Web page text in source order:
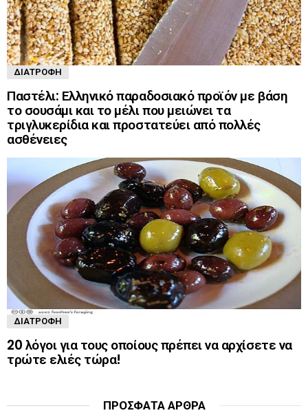
ΔΙΑΤΡΟΦΉ
Παστέλι: Ελληνικό παραδοσιακό προϊόν με βάση
το σουσάμι και το μέλι που μειώνει τα
τριγλυκερίδια και προστατεύει από πολλές
ασθένειες
ΔΙΑΤΡΟΦΉ
20 λόγοι για τους οποίους πρέπει να αρχίσετε να
τρώτε ελιές τώρα!
ΠΡΌΣΦΑΤΑ ΆΡΘΡΑ